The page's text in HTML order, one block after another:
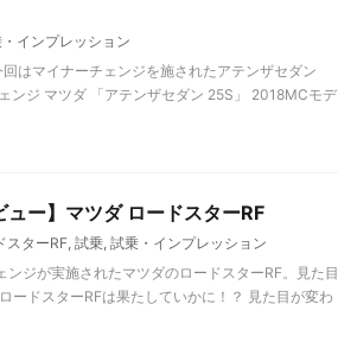
インプレッション
はマイナーチェンジを施されたアテンザセダン
ンジ マツダ 「アテンザセダン 25S」 2018MCモデ
ー】マツダ ロードスターRF
スターRF, 試乗, 試乗・インプレッション
ジが実施されたマツダのロードスターRF。見た目
ードスターRFは果たしていかに！？ 見た目が変わ